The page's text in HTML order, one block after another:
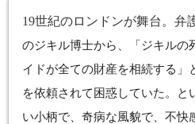
19世紀のロンドンが舞台。弁
のジキル博士から、「ジキルの
イドが全ての財産を相続する」
を依頼されて困惑していた。と
い小柄で、奇病な風貌で、不快